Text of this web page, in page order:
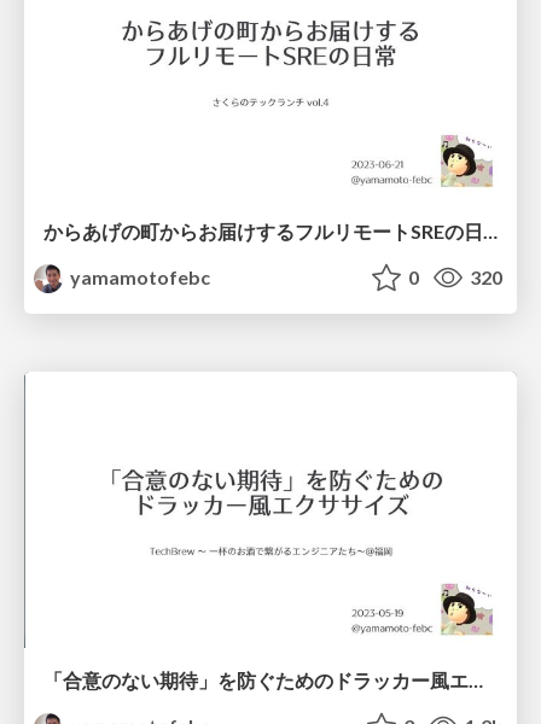
yamamotofebc
0 320
「合意のない期待」を防ぐためのドラッカー風エクササイズ